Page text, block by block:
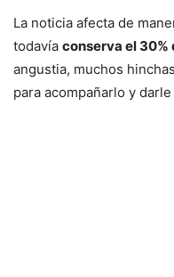
La noticia afecta de
todavía conserva el 30%
angustia, muchos
para acompañarlo y